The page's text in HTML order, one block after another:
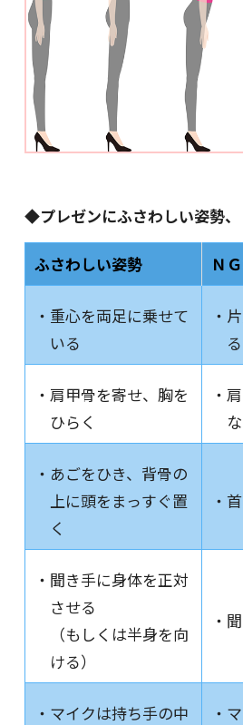
◆プレゼンにふさわしい姿勢
ふさわしい姿勢 Ｎ
・重心を両足に乗せて
いる
・
る
・肩甲骨を寄せ、胸を
ひらく
・
・あごをひき、背骨の
上に頭をまっすぐ置
く
・
・聞き手に身体を正対
させる
（もしくは半身を向
ける）
・
・マイクは持ち手の中
・